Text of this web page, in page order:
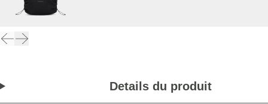
Details du produit